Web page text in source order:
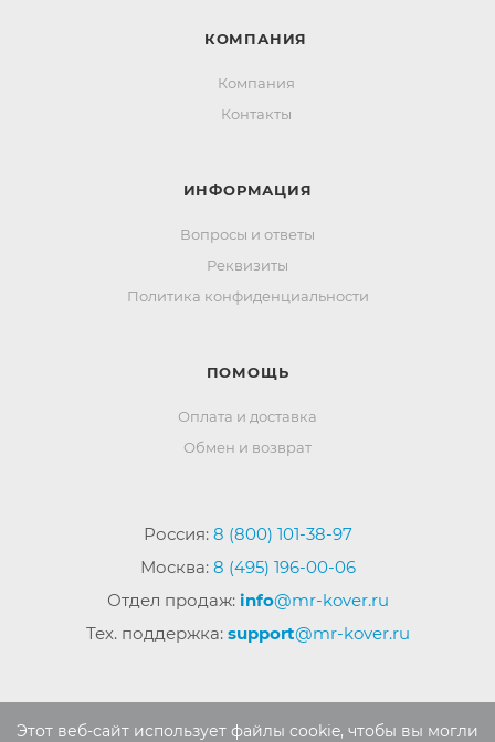
КОМПАНИЯ
Компания
Контакты
ИНФОРМАЦИЯ
Вопросы и ответы
Реквизиты
Политика конфиденциальности
ПОМОЩЬ
Оплата и доставка
Обмен и возврат
Россия: 8 (800) 101-38-97
Москва: 8 (495) 196-00-06
Отдел продаж: info@mr-kover.ru
Тех. поддержка: support@mr-kover.ru
2022-2026 © Интернет магазинMR-KOVER.RU
Этот веб-сайт использует файлы cookie, чтобы вы могли